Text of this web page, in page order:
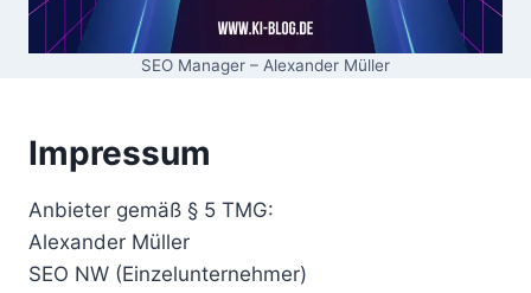
SEO Manager – Alexander Müller
Impressum
Anbieter gemäß § 5 TMG:
Alexander Müller
SEO NW (Einzelunternehmer)